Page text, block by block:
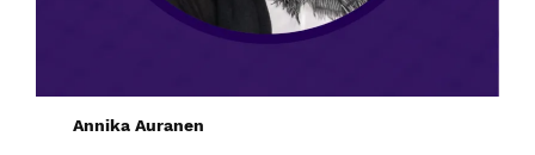
Annika Auranen